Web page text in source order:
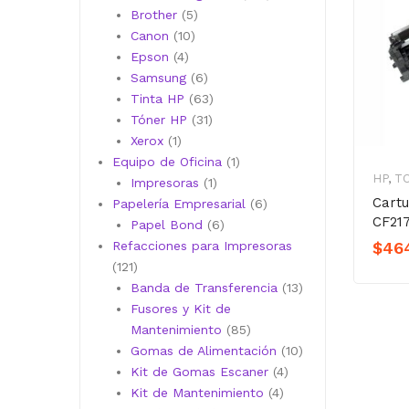
HP,
$
Brother 55
productos
Canon 1010
Epson 44
productos
Samsung 66
productos
Tinta HP 6363
productos
Tóner HP 3131
Xerox 11
producto
Equipo de Oficina 11
Impresoras 11
producto
Papelería Empresarial 66
Papel Bond 66
productos
Refacciones para Impresoras
121121
productos
Banda de Transferencia 1313
Fusores y Kit de
Mantenimiento
8585
productos
Gomas de Alimentación 1010
Kit de Gomas Escaner 44
Kit de Mantenimiento 44